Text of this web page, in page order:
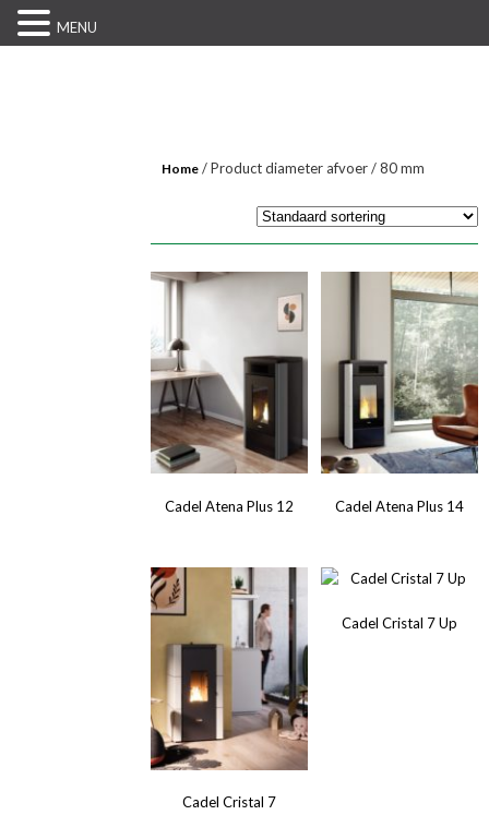
Home / Product diameter afvoer / 80 mm
Cadel Atena Plus 12 Cadel Atena Plus 14
Cadel Cristal 7
Cadel Cristal 7 Up
MENU